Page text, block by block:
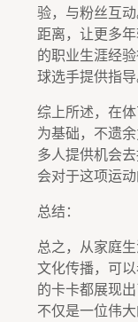
验，与粉丝互
距离，让更多
的职业生涯经
球选手提供指导
综上所述，在
为基础，不遗
多人提供机会
会对于这项运动
总结：
总之，从家庭
文化传播，可
的卡卡都展现
不仅是一位伟